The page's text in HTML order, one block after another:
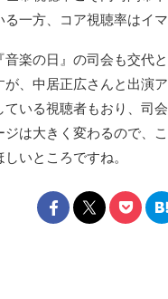
一方、コア視聴率はイマ
音楽の日』の司会も交代
が、中居正広さんと出演
ている視聴者もおり、司
ジは大きく変わるので、
いところですね。